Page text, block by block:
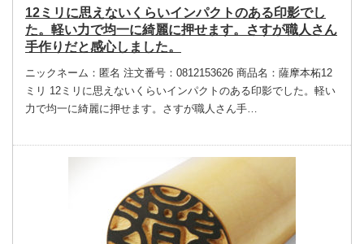
12ミリに思えないくらいインパクトのある印影でし
た。軽い力で均一に綺麗に押せます。さすが職人さん
手作りだと感心しました。
ニックネーム：匿名 注文番号：0812153626 商品名：薩摩本柘12
ミリ 12ミリに思えないくらいインパクトのある印影でした。軽い
力で均一に綺麗に押せます。さすが職人さん手…